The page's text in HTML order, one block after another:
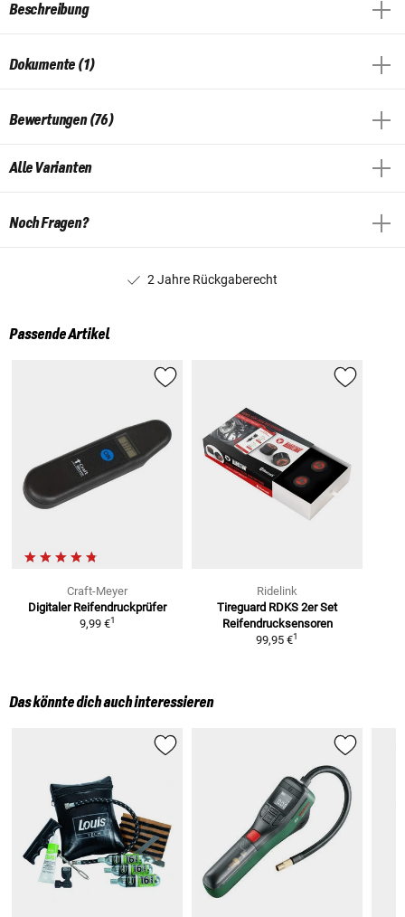
Beschreibung
Dokumente (1)
Bewertungen (76)
Alle Varianten
Noch Fragen?
2 Jahre Rückgaberecht
Passende Artikel
Craft-Meyer
Digitaler Reifendruckprüfer
9,99 €1
Ridelink
Tireguard RDKS 2er Set
Reifendrucksensoren
99,95 €1
Das könnte dich auch interessieren